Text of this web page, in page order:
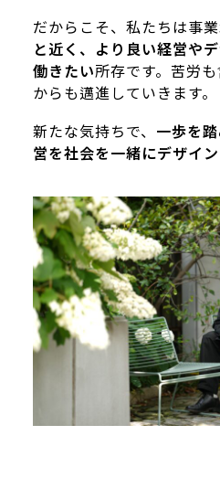
だからこそ、私たちは事
と近く、より良い経営や
働きたい所存です。苦労
からも邁進していきます。
新たな気持ちで、 一歩を
営を社会を一緒にデザイ